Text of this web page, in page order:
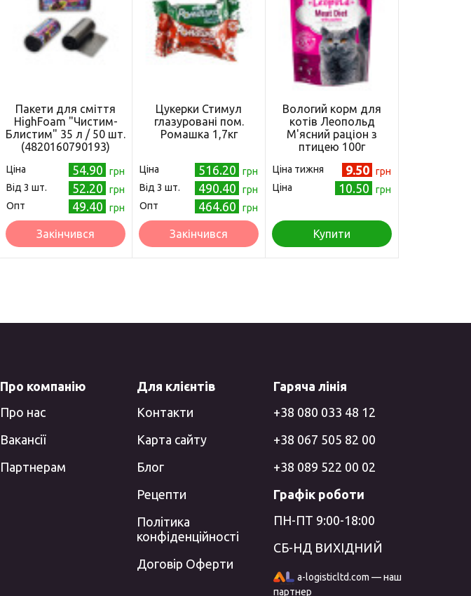
Пакети для сміття
HighFoam "Чистим-
Блистим" 35 л / 50 шт.
(4820160790193)
Ціна 54.90
грн
Від 3 шт.
52.20
грн
Опт
49.40 грн
Закінчився
Цукерки Стимул
глазуровані пом.
Ромашка 1,7кг
Ціна 516.20
грн
Від 3 шт.
490.40
грн
Опт
464.60 грн
Закінчився
Вологий корм для
котів Леопольд
М'ясний раціон з
птицею 100г
Ціна тижня 9.50 грн
Ціна
10.50 грн
Купити
Про компанію
Про нас
Вакансії
Партнерам
Для клієнтів
Контакти
Карта сайту
Блог
Рецепти
Політика
конфіденційності
Договір Оферти
Гаряча лінія
+38 080 033 48 12
+38 067 505 82 00
+38 089 522 00 02
Графік роботи
ПН-ПТ 9:00-18:00
СБ-НД ВИХІДНИЙ
a-logisticltd.com — наш
партнер